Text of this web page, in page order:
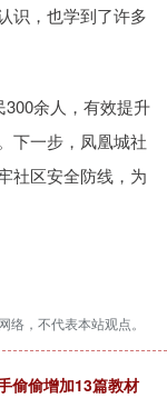
识，也学到了许多
余人，有效提升
下一步，凤凰城社
社区安全防线，为
，不代表本站观点。
偷偷增加13篇教材